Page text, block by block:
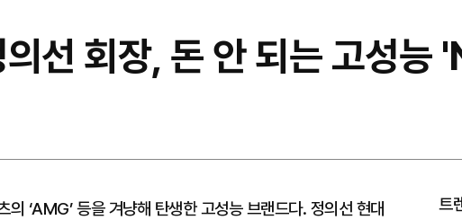
선 회장, 돈 안 되는 고성능
‘AMG’ 등을 겨냥해 탄생한 고성능 브랜드다. 정의선 현대
트